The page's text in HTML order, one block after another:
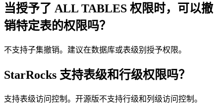
当授予了 ALL TABLES 权限时，可以撤
销特定表的权限吗？
不支持子集撤销。建议在数据库或表级别授予权限。
StarRocks 支持表级和行级权限吗？
支持表级访问控制。开源版不支持行级和列级访问控制。